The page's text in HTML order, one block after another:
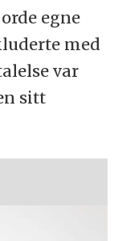
egne
med
var
sitt